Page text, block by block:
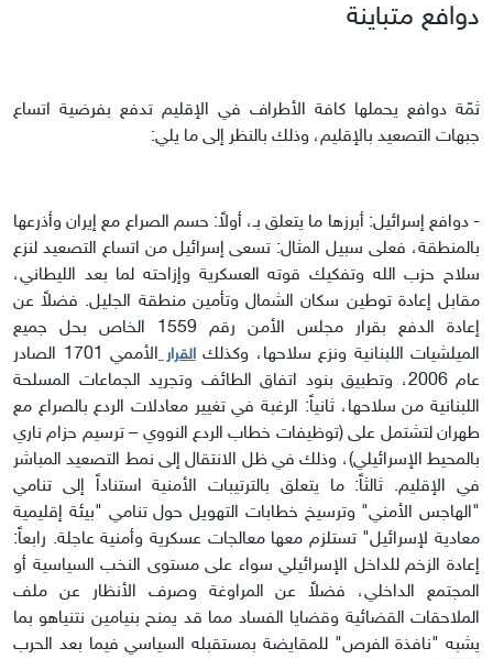
دوافع متباينة
ثمّة دوافع يحملها كافة الأطراف في الإقليم تدفع بفرضية اتساع
جبهات التصعيد بالإقليم، وذلك بالنظر إلى ما يلي:
- دوافع إسرائيل: أبرزها ما يتعلق بـ، أولاً: حسم الصراع مع إيران وأذرعها
بالمنطقة، فعلى سبيل المثال: تسعى إسرائيل من اتساع التصعيد لنزع
سلاح حزب الله وتفكيك قوته العسكرية وإزاحته لما بعد الليطاني،
مقابل إعادة توطين سكان الشمال وتأمين منطقة الجليل. فضلاً عن
إعادة الدفع بقرار مجلس الأمن رقم 1559 الخاص بحل جميع
الميلشيات اللبنانية ونزع سلاحها، وكذلكالقرار
الأممي 1701 الصادر
عام 2006، وتطبيق بنود اتفاق الطائف وتجريد الجماعات المسلحة
اللبنانية من سلاحها، ثانياً: الرغبة في تغيير معادلات الردع بالصراع مع
طهران لتشتمل على (توظيفات خطاب الردع النووي – ترسيم حزام ناري
بالمحيط الإسرائيلي)، وذلك في ظل الانتقال إلى نمط التصعيد المباشر
في الإقليم. ثالثاً: ما يتعلق بالترتيبات الأمنية استناداً إلى تنامي
"الهاجس الأمني" وترسيخ خطابات التهويل حول تنامي "بيئة إقليمية
معادية لإسرائيل" تستلزم معها معالجات عسكرية وأمنية عاجلة. رابعاً:
إعادة الزخم للداخل الإسرائيلي سواء على مستوى النخب السياسية أو
المجتمع الداخلي، فضلاً عن المراوغة وصرف الأنظار عن ملف
الملاحقات القضائية وقضايا الفساد مما قد يمنح بنيامين نتنياهو بما
يشبه "نافذة الفرص" للمقايضة بمستقبله السياسي فيما بعد الحرب